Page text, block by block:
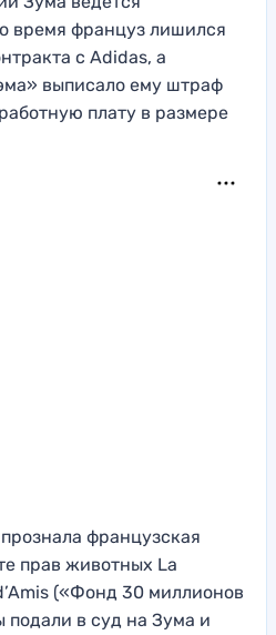
время француз лишился
с Adidas, а
выписало ему штраф
плату в размере
французская
прав животных La
(«Фонд 30 миллионов
в суд на Зума и